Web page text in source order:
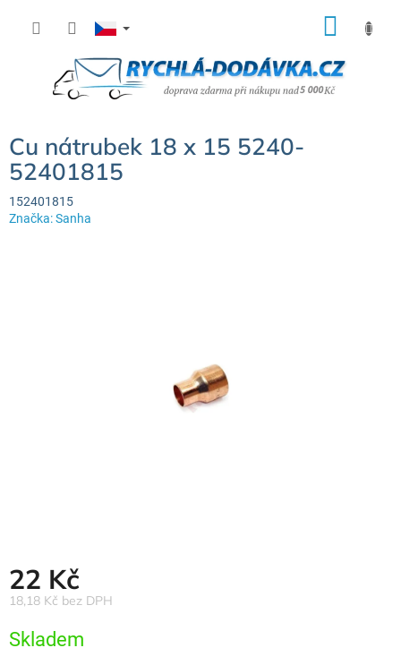
Cu nátrubek 18 x 15 5240-
52401815
152401815
Značka:Sanha
22 Kč
18,18 Kč bez DPH
cena:
Skladem